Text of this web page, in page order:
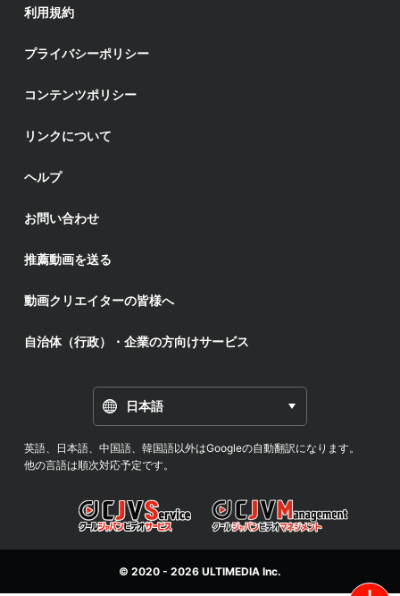
利用規約
プライバシーポリシー
コンテンツポリシー
リンクについて
ヘルプ
お問い合わせ
推薦動画を送る
動画クリエイターの皆様へ
自治体（行政）・企業の方向けサービス
日本語
英語、日本語、中国語、韓国語以外はGoogleの自動翻訳になります。
他の言語は順次対応予定です。
© 2020 - 2026 ULTIMEDIA Inc.